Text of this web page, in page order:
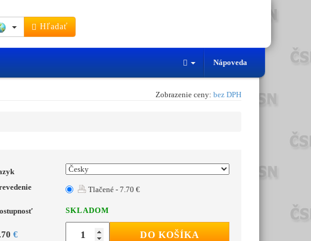
Hľadať
Nápoveda
Zobrazenie ceny: bez DPH
Tlačené - 7.70 €
SKLADOM
€ DO KOŠÍKA